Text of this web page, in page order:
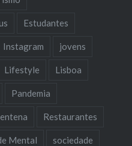
Estudantes
Instagram jovens
Lifestyle Lisboa
Pandemia
Restaurantes
Mental sociedade